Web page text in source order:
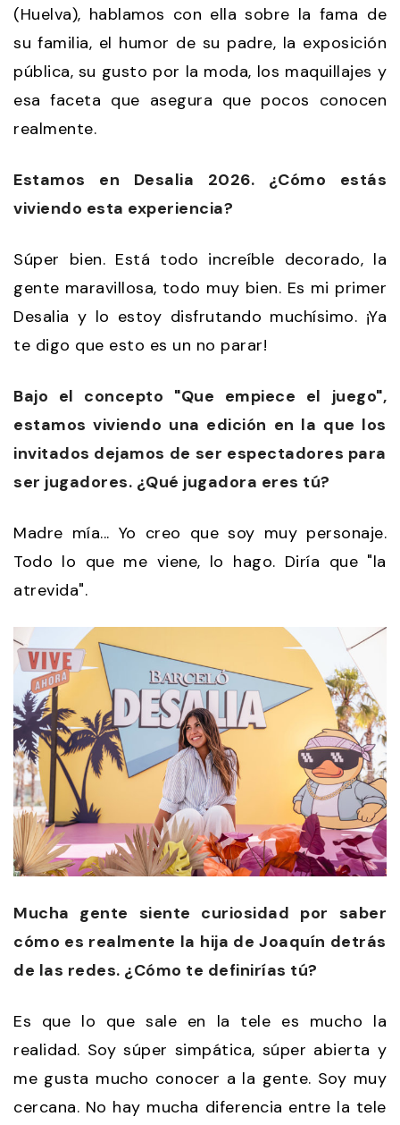
(Huelva), hablamos con ella sobre la fama de
su familia, el humor de su padre, la exposición
pública, su gusto por la moda, los maquillajes y
esa faceta que asegura que pocos conocen
realmente.
Estamos en Desalia 2026. ¿Cómo estás
viviendo esta experiencia?
Súper bien. Está todo increíble decorado, la
gente maravillosa, todo muy bien. Es mi primer
Desalia y lo estoy disfrutando muchísimo. ¡Ya
te digo que esto es un no parar!
Bajo el concepto "Que empiece el juego",
estamos viviendo una edición en la que los
invitados dejamos de ser espectadores para
ser jugadores. ¿Qué jugadora eres tú?
Madre mía... Yo creo que soy muy personaje.
Todo lo que me viene, lo hago. Diría que "la
atrevida".
Mucha gente siente curiosidad por saber
cómo es realmente la hija de Joaquín detrás
de las redes. ¿Cómo te definirías tú?
Es que lo que sale en la tele es mucho la
realidad. Soy súper simpática, súper abierta y
me gusta mucho conocer a la gente. Soy muy
cercana. No hay mucha diferencia entre la tele